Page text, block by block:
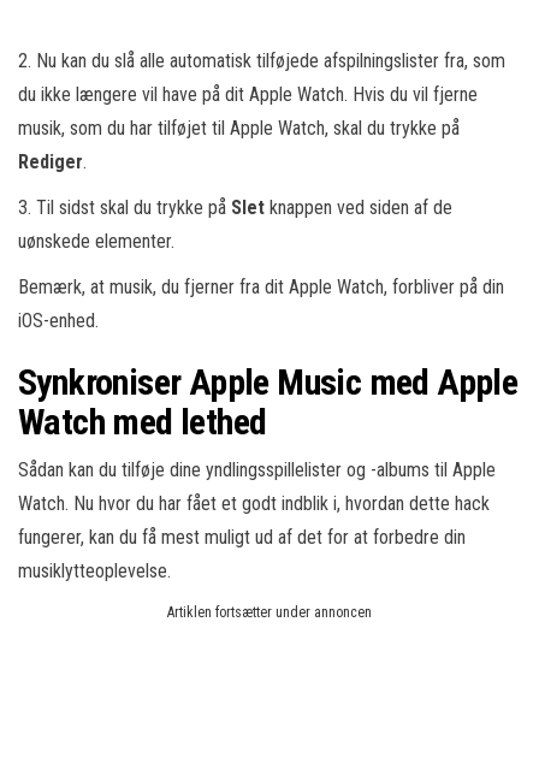
2. Nu kan du slå alle automatisk tilføjede afspilningslister fra, som
du ikke længere vil have på dit Apple Watch. Hvis du vil fjerne
musik, som du har tilføjet til Apple Watch, skal du trykke på
Rediger.
3. Til sidst skal du trykke på Slet knappen ved siden af de
uønskede elementer.
Bemærk, at musik, du fjerner fra dit Apple Watch, forbliver på din
iOS-enhed.
Synkroniser Apple Music med Apple
Watch med lethed
Sådan kan du tilføje dine yndlingsspillelister og -albums til Apple
Watch. Nu hvor du har fået et godt indblik i, hvordan dette hack
fungerer, kan du få mest muligt ud af det for at forbedre din
musiklytteoplevelse.
Artiklen fortsætter under annoncen